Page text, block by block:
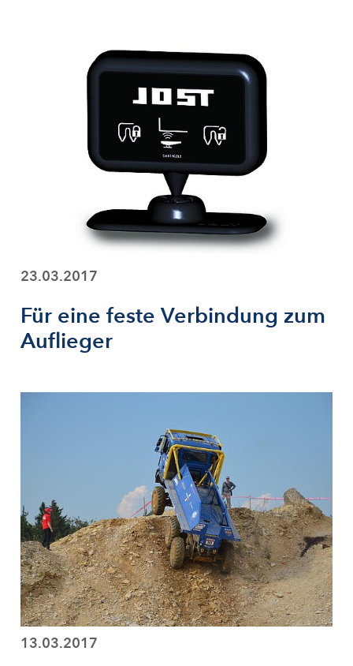
23.03.2017
Für eine feste Verbindung zum
Auflieger
13.03.2017